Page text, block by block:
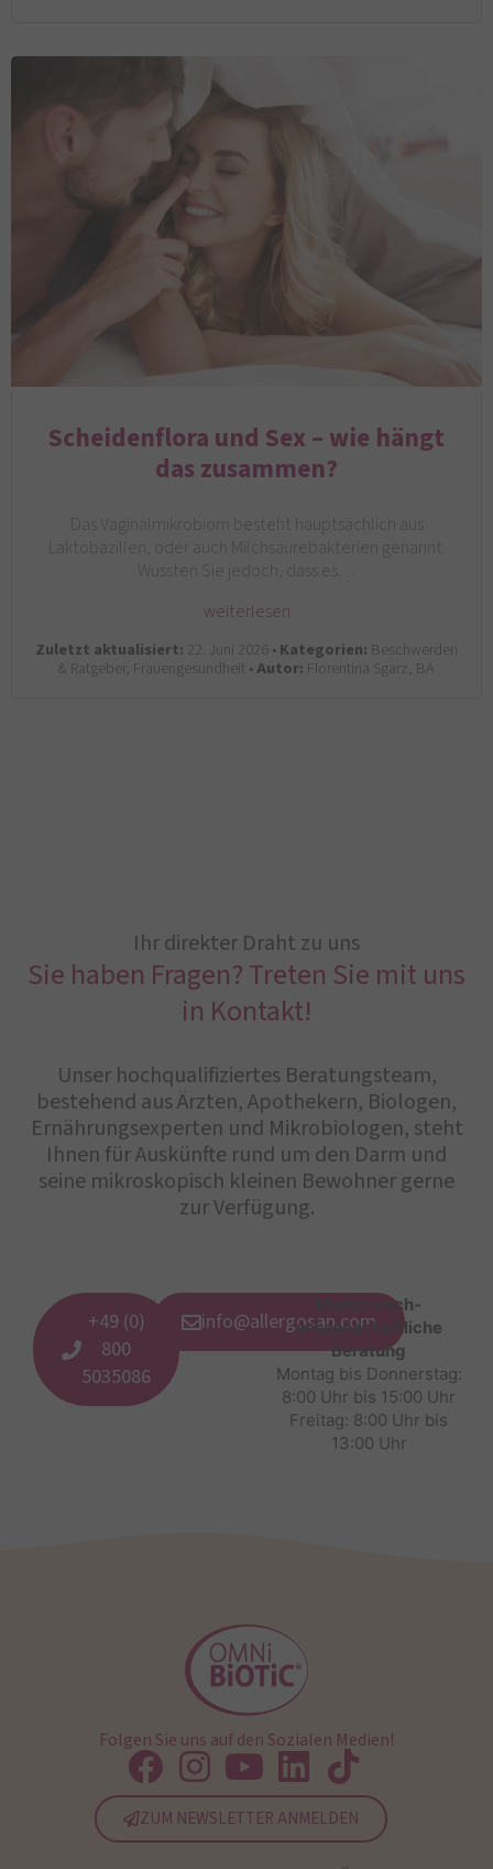
Scheidenflora und Sex – wie hängt
das zusammen?
Das Vaginalmikrobiom besteht hauptsächlich aus
Laktobazillen, oder auch Milchsäurebakterien genannt.
Wussten Sie jedoch, dass es…
weiterlesen
Zuletzt aktualisiert: 22. Juni 2026 •Kategorien: Beschwerden
& Ratgeber, Frauengesundheit •Autor: Florentina Sgarz, BA
Ihr direkter Draht zu uns
Sie haben Fragen? Treten Sie mit uns
in Kontakt!
Unser hochqualifiziertes Beratungsteam,
bestehend aus Ärzten, Apothekern, Biologen,
Ernährungsexperten und Mikrobiologen, steht
Ihnen für Auskünfte rund um den Darm und
seine mikroskopisch kleinen Bewohner gerne
zur Verfügung.
+49 (0)
800
5035086
info@allergosan.com
Medizinisch-
wissenschaftliche
Beratung
Montag bis Donnerstag:
8:00 Uhr bis 15:00 Uhr
Freitag: 8:00 Uhr bis
13:00 Uhr
Folgen Sie uns auf den Sozialen Medien!
ZUM NEWSLETTER ANMELDEN